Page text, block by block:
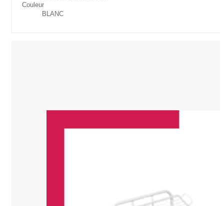
Couleur
BLANC